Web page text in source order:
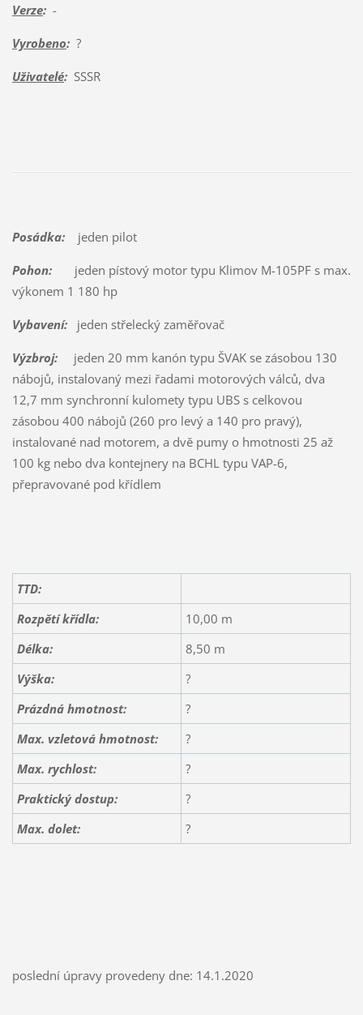
Verze:-
Vyrobeno:?
Uživatelé:SSSR
Posádka:jeden pilot
Pohon:jeden pístový motor typu Klimov M-105PF s max.
výkonem 1 180 hp
Vybavení:jeden střelecký zaměřovač
Výzbroj:jeden 20 mm kanón typu ŠVAK se zásobou 130
nábojů, instalovaný mezi řadami motorových válců, dva
12,7 mm synchronní kulomety typu UBS s celkovou
zásobou 400 nábojů (260 pro levý a 140 pro pravý),
instalované nad motorem, a dvě pumy o hmotnosti 25 až
100 kg nebo dva kontejnery na BCHL typu VAP-6,
přepravované pod křídlem
TTD:
Rozpětí křídla:
10,00 m
Délka:
8,50 m
Výška:
?
Prázdná hmotnost:
?
Max. vzletová hmotnost:
?
Max. rychlost:
?
Praktický dostup:
?
Max. dolet:
?
poslední úpravy provedeny dne: 14.1.2020